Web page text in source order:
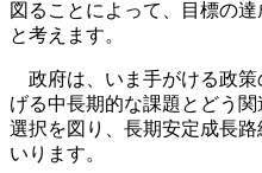
図ることによって、目標の
と考えます。
政府は、いま手がける政策
げる中長期的な課題とどう
選択を図り、長期安定成長
いります。